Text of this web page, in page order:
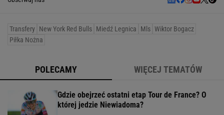
Transfery New York Red Bulls Miedź Legnica Mls Wiktor Bogacz
Piłka Nożna
POLECAMY WIĘCEJ TEMATÓW
Gdzie obejrzeć ostatni etap Tour de France? O
której jedzie Niewiadoma?